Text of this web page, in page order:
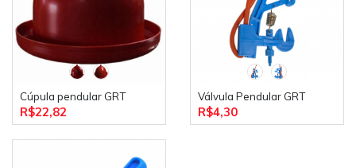
Cúpula pendular GRT
R$22,82
Válvula Pendular GRT
R$4,30